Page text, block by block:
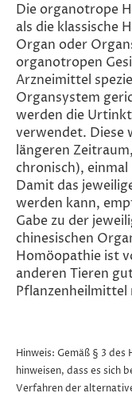
Die organotrope
als die klassische
Organ oder
organotropen
Arzneimittel
Organsystem
werden die
verwendet. Diese
längeren
chronisch),
Damit das
werden kann,
Gabe zu der
chinesischen
Homöopathie ist
anderen Tieren
Hinweis: Gemäß § 3
hinweisen, dass es sich
Verfahren der